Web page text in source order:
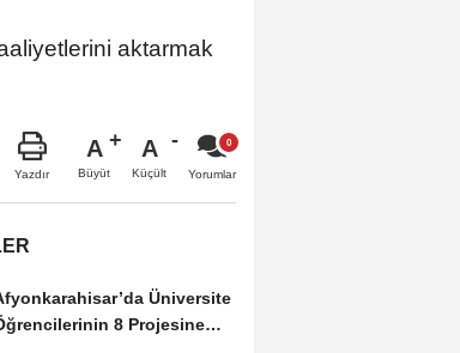
aktarmak
Yazdır
A
Büyüt
A
Küçült Yorumlar
Üniversite
8 Projesine